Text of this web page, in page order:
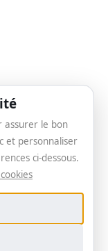
assurer le bon
et personnaliser
ci-dessous.